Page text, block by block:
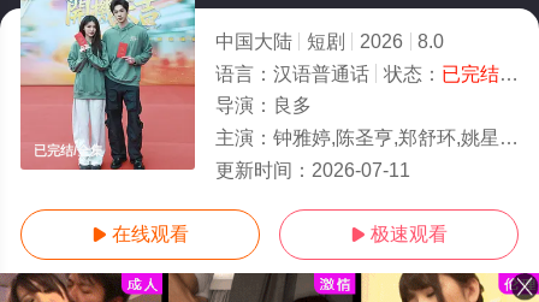
已完结/全集
中国大陆 短剧 2026
8.0
语言： 汉语普通话 状态： 已完结- 免
导演： 良多
主演： 钟雅婷,陈圣亨,郑舒环,姚星灏,王蕴凡,周沐,赵漾,芦鑫,丁晓明,林子璐,从瑞麟,孙征宇
更新时间： 2026-07-11
 在线观看  极速观看